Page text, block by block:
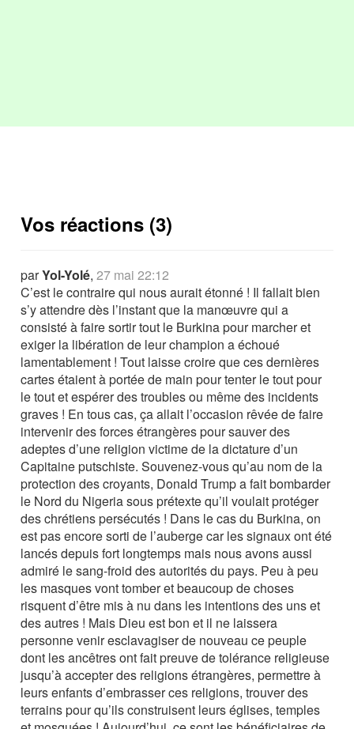
Vos réactions (3)
parYol-Yolé,27 mai 22:12
C’est le contraire qui nous aurait étonné ! Il fallait bien
s’y attendre dès l’instant que la manœuvre qui a
consisté à faire sortir tout le Burkina pour marcher et
exiger la libération de leur champion a échoué
lamentablement ! Tout laisse croire que ces dernières
cartes étaient à portée de main pour tenter le tout pour
le tout et espérer des troubles ou même des incidents
graves ! En tous cas, ça allait l’occasion rêvée de faire
intervenir des forces étrangères pour sauver des
adeptes d’une religion victime de la dictature d’un
Capitaine putschiste. Souvenez-vous qu’au nom de la
protection des croyants, Donald Trump a fait bombarder
le Nord du Nigeria sous prétexte qu’il voulait protéger
des chrétiens persécutés ! Dans le cas du Burkina, on
est pas encore sorti de l’auberge car les signaux ont été
lancés depuis fort longtemps mais nous avons aussi
admiré le sang-froid des autorités du pays. Peu à peu
les masques vont tomber et beaucoup de choses
risquent d’être mis à nu dans les intentions des uns et
des autres ! Mais Dieu est bon et il ne laissera
personne venir esclavagiser de nouveau ce peuple
dont les ancêtres ont fait preuve de tolérance religieuse
jusqu’à accepter des religions étrangères, permettre à
leurs enfants d’embrasser ces religions, trouver des
terrains pour qu’ils construisent leurs églises, temples